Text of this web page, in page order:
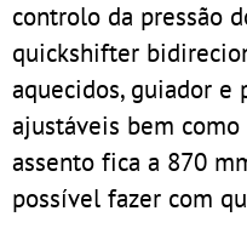
controlo da pressão
quickshifter
aquecidos, guiador e
ajustáveis bem
assento fica a 870
possível fazer com